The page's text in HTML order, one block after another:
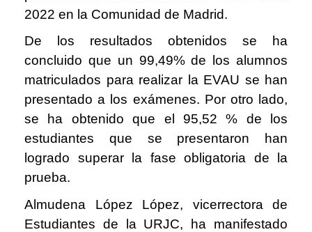
2022 en la Comunidad de Madrid.
De los resultados obtenidos se ha
concluido que un 99,49% de los alumnos
matriculados para realizar la EVAU se han
presentado a los exámenes. Por otro lado,
se ha obtenido que el 95,52 % de los
estudiantes que se presentaron han
logrado superar la fase obligatoria de la
prueba.
Almudena López López, vicerrectora de
Estudiantes de la URJC, ha manifestado